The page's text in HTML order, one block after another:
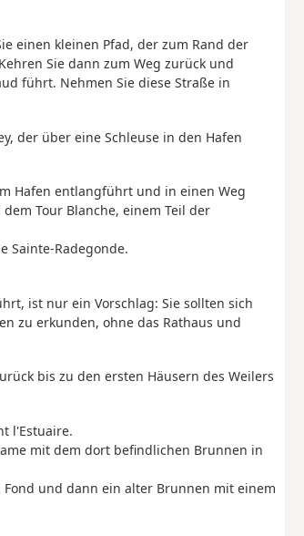
einen kleinen Pfad, der zum Rand der
Sie dann zum Weg zurück und
führt. Nehmen Sie diese Straße in
der über eine Schleuse in den Hafen
Hafen entlangführt und in einen Weg
Tour Blanche, einem Teil der
Sainte-Radegonde.
ist nur ein Vorschlag: Sie sollten sich
zu erkunden, ohne das Rathaus und
bis zu den ersten Häusern des Weilers
l'Estuaire.
mit dem dort befindlichen Brunnen in
und dann ein alter Brunnen mit einem